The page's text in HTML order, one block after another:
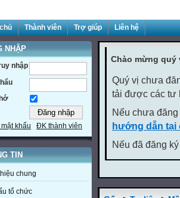
Thành viên Trợ giúp Liên hệ
NHẬP
nhập
khẩu ĐK thành viên
TIN
chung
tổ chức
Chào mừng
Quý vị chưa
tải được các tư
Nếu chưa
hướng dẫn tại
Nếu đã đăng